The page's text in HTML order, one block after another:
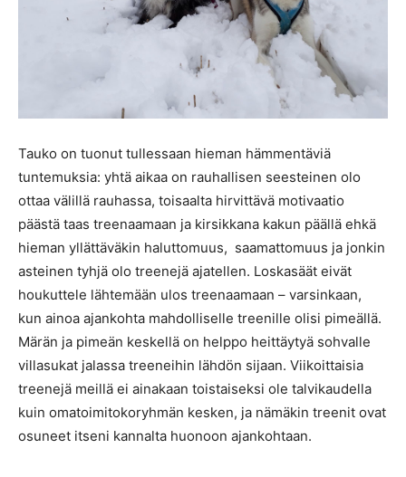
Tauko on tuonut tullessaan hieman hämmentäviä
tuntemuksia: yhtä aikaa on rauhallisen seesteinen olo
ottaa välillä rauhassa, toisaalta hirvittävä motivaatio
päästä taas treenaamaan ja kirsikkana kakun päällä ehkä
hieman yllättäväkin haluttomuus, saamattomuus ja jonkin
asteinen tyhjä olo treenejä ajatellen. Loskasäät eivät
houkuttele lähtemään ulos treenaamaan – varsinkaan,
kun ainoa ajankohta mahdolliselle treenille olisi pimeällä.
Märän ja pimeän keskellä on helppo heittäytyä sohvalle
villasukat jalassa treeneihin lähdön sijaan. Viikoittaisia
treenejä meillä ei ainakaan toistaiseksi ole talvikaudella
kuin omatoimitokoryhmän kesken, ja nämäkin treenit ovat
osuneet itseni kannalta huonoon ajankohtaan.